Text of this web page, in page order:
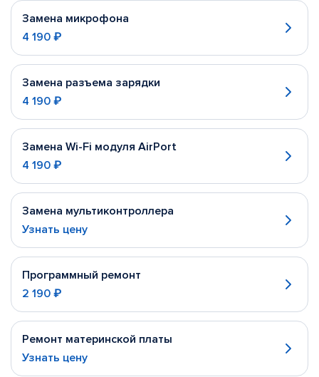
Замена микрофона
4 190 ₽
Замена разъема зарядки
4 190 ₽
Замена Wi-Fi модуля AirPort
4 190 ₽
Замена мультиконтроллера
Узнать цену
Программный ремонт
2 190 ₽
Ремонт материнской платы
Узнать цену